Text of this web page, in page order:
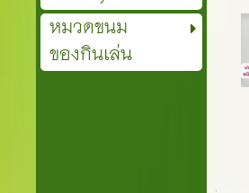
หมวดขนม
ของกินเล่น